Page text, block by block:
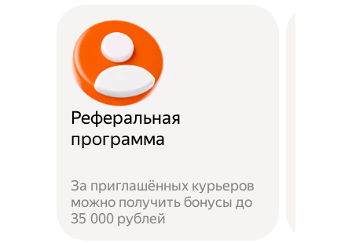
Реферальная
программа
За приглашённых курьеров
можно получить бонусы до
35 000 рублей